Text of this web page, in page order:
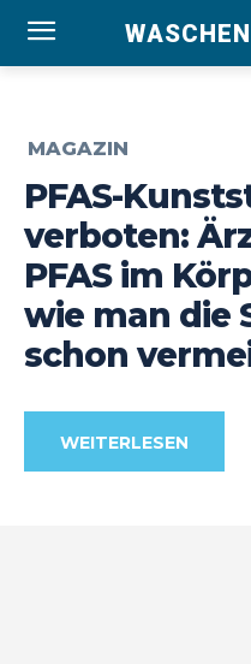
MAGAZIN
PFAS-
verboten:
PFAS im
wie man die
schon
WEITERLESEN